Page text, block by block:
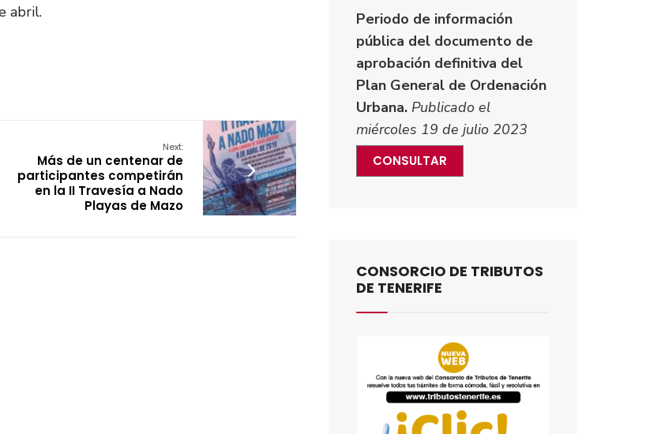
abril.
Next:
Más de un centenar de
participantes competirán
en la II Travesía a Nado
Playas de Mazo
Periodo de información
pública del documento de
aprobación definitiva del
Plan General de Ordenación
Urbana. Publicado el
miércoles 19 de julio 2023
CONSULTAR
CONSORCIO DE TRIBUTOS
DE TENERIFE